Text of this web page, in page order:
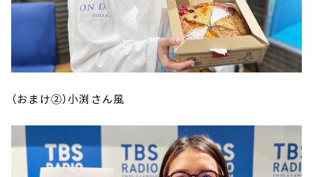
（おまけ②）小渕さん風